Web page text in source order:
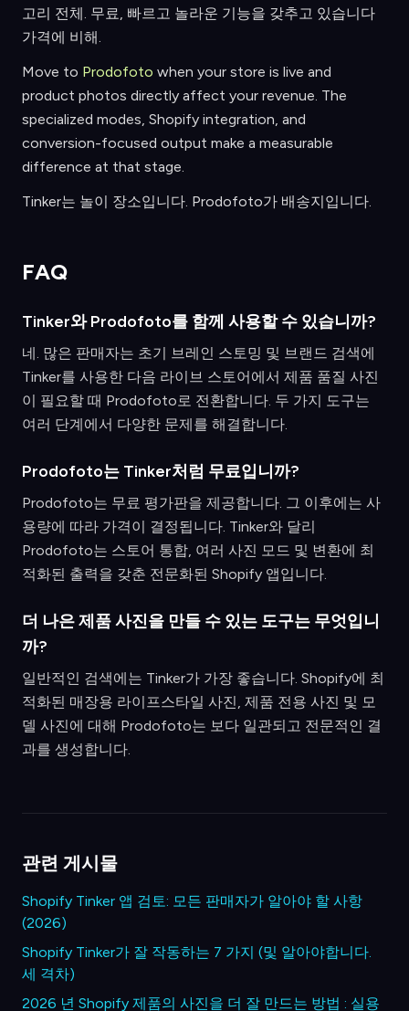
고리 전체. 무료, 빠르고 놀라운 기능을 갖추고 있습니다
가격에 비해.
Move to Prodofoto when your store is live and
product photos directly affect your revenue. The
specialized modes, Shopify integration, and
conversion-focused output make a measurable
difference at that stage.
Tinker는 놀이 장소입니다. Prodofoto가 배송지입니다.
FAQ
Tinker와 Prodofoto를 함께 사용할 수 있습니까?
네. 많은 판매자는 초기 브레인 스토밍 및 브랜드 검색에
Tinker를 사용한 다음 라이브 스토어에서 제품 품질 사진
이 필요할 때 Prodofoto로 전환합니다. 두 가지 도구는
여러 단계에서 다양한 문제를 해결합니다.
Prodofoto는 Tinker처럼 무료입니까?
Prodofoto는 무료 평가판을 제공합니다. 그 이후에는 사
용량에 따라 가격이 결정됩니다. Tinker와 달리
Prodofoto는 스토어 통합, 여러 사진 모드 및 변환에 최
적화된 출력을 갖춘 전문화된 Shopify 앱입니다.
더 나은 제품 사진을 만들 수 있는 도구는 무엇입니
까?
일반적인 검색에는 Tinker가 가장 좋습니다. Shopify에 최
적화된 매장용 라이프스타일 사진, 제품 전용 사진 및 모
델 사진에 대해 Prodofoto는 보다 일관되고 전문적인 결
과를 생성합니다.
관련 게시물
Shopify Tinker 앱 검토: 모든 판매자가 알아야 할 사항
(2026)
Shopify Tinker가 잘 작동하는 7 가지 (및 알아야합니다.
세 격차)
2026 년 Shopify 제품의 사진을 더 잘 만드는 방법 : 실용